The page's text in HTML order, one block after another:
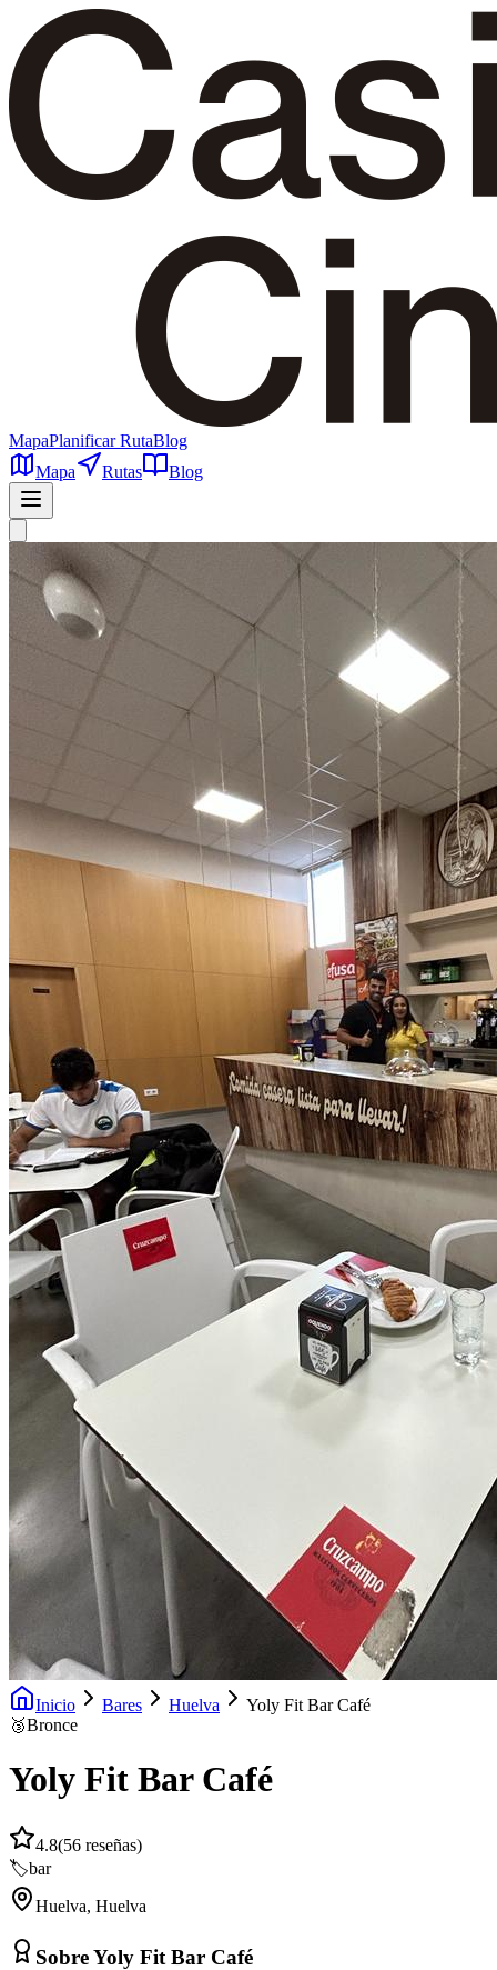
MapaPlanificar RutaBlog
Mapa
Rutas Blog
Inicio Bares Huelva
Yoly Fit Bar Café
🥉Bronce
Yoly Fit Bar Café
4.8(56 reseñas)
🏷️bar
Huelva, Huelva
SobreYoly Fit Bar Café